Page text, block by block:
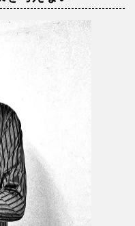
例として、最初は良
につれて
ければ悪い程より後